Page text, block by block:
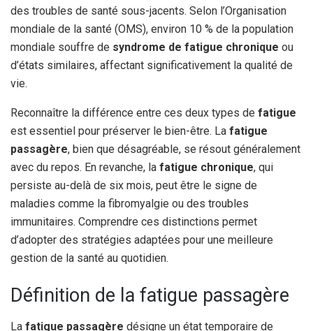
des troubles de santé sous-jacents. Selon l’Organisation
mondiale de la santé (OMS), environ 10 % de la population
mondiale souffre de syndrome de fatigue chronique ou
d’états similaires, affectant significativement la qualité de
vie.
Reconnaître la différence entre ces deux types de fatigue
est essentiel pour préserver le bien-être. La fatigue
passagère, bien que désagréable, se résout généralement
avec du repos. En revanche, la fatigue chronique, qui
persiste au-delà de six mois, peut être le signe de
maladies comme la fibromyalgie ou des troubles
immunitaires. Comprendre ces distinctions permet
d’adopter des stratégies adaptées pour une meilleure
gestion de la santé au quotidien.
Définition de la fatigue passagère
La fatigue passagère désigne un état temporaire de